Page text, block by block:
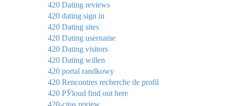
420 Dating reviews
420 dating sign in
420 Dating sites
420 Dating username
420 Dating visitors
420 Dating willen
420 portal randkowy
420 Rencontres recherche de profil
420 РЎloud find out here